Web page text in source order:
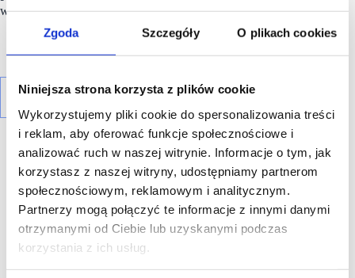
Zgoda Szczegóły O plikach cookies
Niniejsza strona korzysta z plików cookie
Wykorzystujemy pliki cookie do spersonalizowania treści
i reklam, aby oferować funkcje społecznościowe i
analizować ruch w naszej witrynie. Informacje o tym, jak
korzystasz z naszej witryny, udostępniamy partnerom
społecznościowym, reklamowym i analitycznym.
Partnerzy mogą połączyć te informacje z innymi danymi
otrzymanymi od Ciebie lub uzyskanymi podczas
korzystania z ich usług.
w regionie.
R E K L A M A